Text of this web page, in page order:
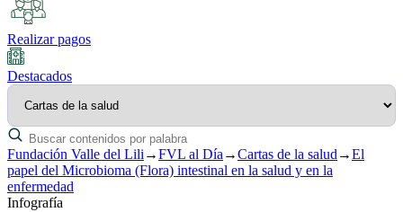
Realizar pagos
Destacados
Fundación Valle del Lili →FVL al Día →Cartas de la salud →El
papel del Microbioma (Flora) intestinal en la salud y en la
enfermedad
Infografía